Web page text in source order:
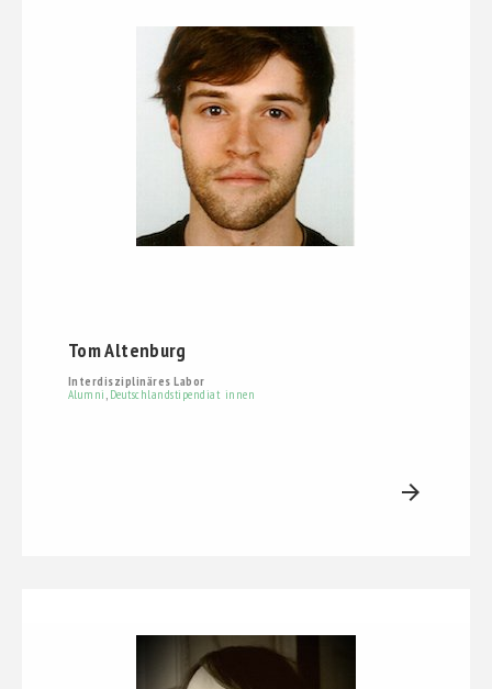
Tom Altenburg
Interdisziplinäres Labor
Alumni Deutschlandstipendiat_innen
arrow_forward